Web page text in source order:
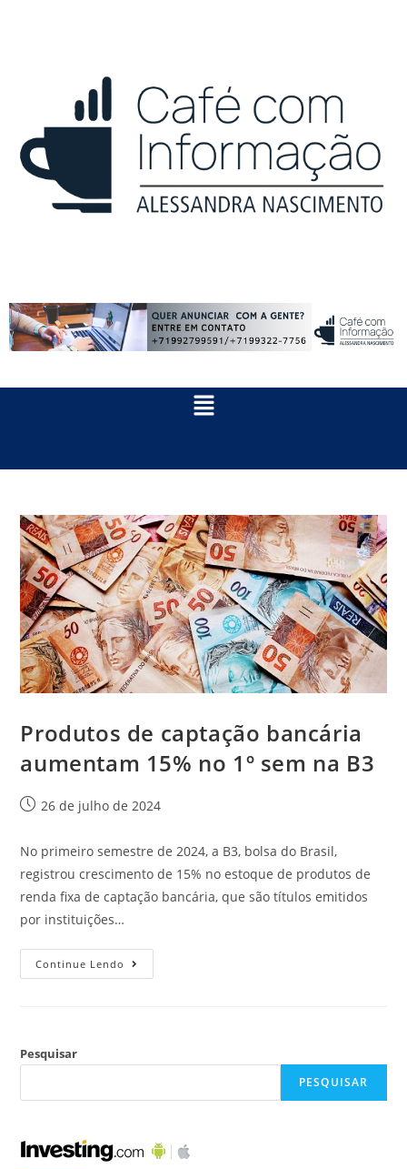
Produtos de captação bancária
aumentam 15% no 1º sem na B3
26 de julho de 2024
No primeiro semestre de 2024, a B3, bolsa do Brasil,
registrou crescimento de 15% no estoque de produtos de
renda fixa de captação bancária, que são títulos emitidos
por instituições…
Continue Lendo
Pesquisar
PESQUISAR